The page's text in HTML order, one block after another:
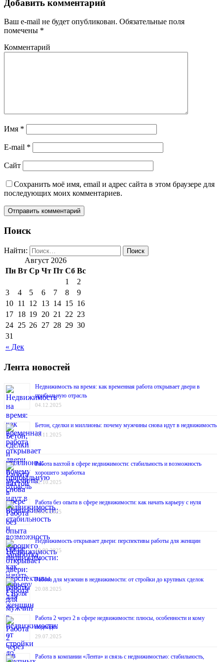
Добавить комментарий
Ваш e-mail не будет опубликован. Обязательные поля
помечены *
Комментарий
Имя *
E-mail *
Сайт
Сохранить моё имя, email и адрес сайта в этом браузере для
последующих моих комментариев.
Поиск
Найти:
Август 2026
Пн Вт Ср Чт Пт Сб Вс
« Дек
1
2
3
4 5 6 7 8
9
10 11 12 13 14 15 16
17 18 19 20 21 22 23
24 25 26 27 28 29 30
31
Лента новостей
Недвижимость на время: как временная работа открывает двери в
прибыльную отрасль
04.12.2025
Бетон, сделки и миллионы: почему мужчины снова идут в недвижимость
12.11.2025
Работа вахтой в сфере недвижимости: стабильность и возможность
хорошего заработка
22.10.2025
Работа без опыта в сфере недвижимости: как начать карьеру с нуля
01.10.2025
Недвижимость открывает двери: перспективы работы для женщин
10.09.2025
Работа для мужчин в недвижимости: от стройки до крупных сделок
20.08.2025
Работа 2 через 2 в сфере недвижимости: плюсы, особенности и кому
подойдёт
29.07.2025
Работа в компании «Лента» и связь с недвижимостью: стабильность,